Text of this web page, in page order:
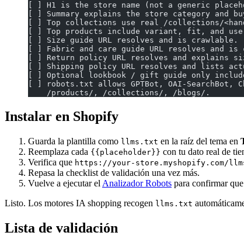
[ ] H1 is the store name (not a generic
[ ] Summary explains the store category and
[ ] Top collections use real /collections/
[ ] Top products include variant, fit, and
[ ] Size guide URL resolves and is crawlable.
[ ] Fabric and care guide URL resolves and is
[ ] Return policy URL resolves and explains
[ ] Shipping policy URL resolves and lists
[ ] Optional lookbook / gift guide only
[ ] robots.txt allows GPTBot, OAI-SearchBot,
    /products/, /collections/, /blogs/.
Instalar en Shopify
Guarda la plantilla como llms.txt en la raíz del tema en
Reemplaza cada {{placeholder}} con tu dato real de
Verifica que https://your-store.myshopify.com/
Repasa la checklist de validación una vez más.
Vuelve a ejecutar el Analizador Robots para confirmar
Listo. Los motores IA shopping recogen llms.txt
Lista de validación